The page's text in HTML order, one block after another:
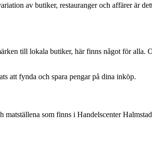
av butiker, restauranger och affärer är
till lokala butiker, här finns något för alla.
att fynda och spara pengar på dina inköp.
som finns i Handelscenter